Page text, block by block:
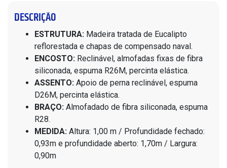
DESCRIÇÃO
ESTRUTURA: Madeira tratada de Eucalipto
reflorestada e chapas de compensado naval.
ENCOSTO: Reclinável, almofadas fixas de fibra
siliconada, espuma R26M, percinta elástica.
ASSENTO: Apoio de perna reclinável, espuma
D26M, percinta elástica.
BRAÇO: Almofadado de fibra siliconada, espuma
R28.
MEDIDA: Altura: 1,00 m / Profundidade fechado:
0,93m e profundidade aberto: 1,70m / Largura:
0,90m